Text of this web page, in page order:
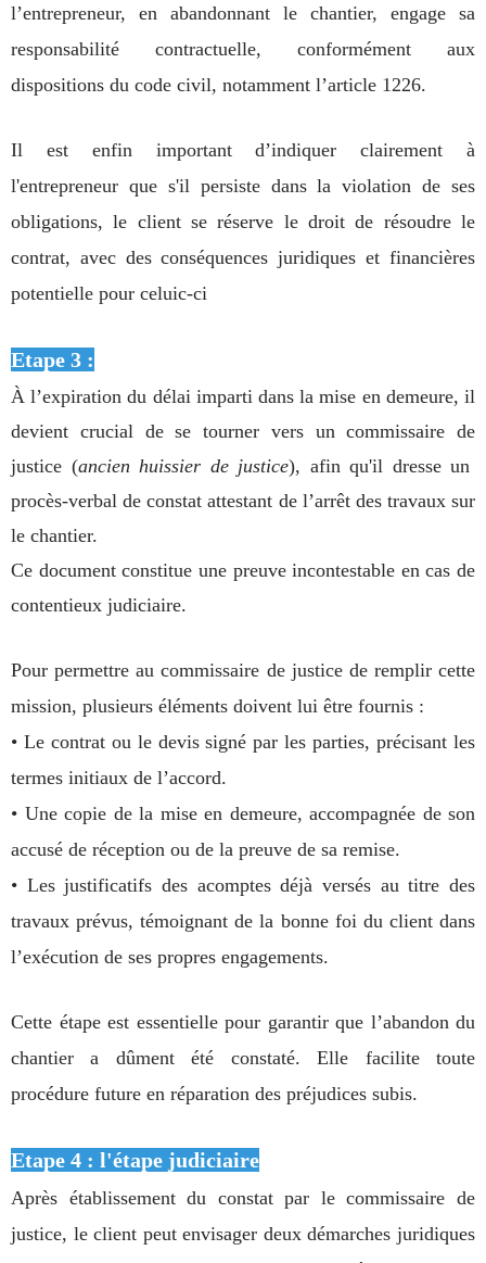
l’entrepreneur, en abandonnant le chantier, engage sa
responsabilité contractuelle, conformément aux
dispositions du code civil, notamment l’article 1226.
Il est enfin important d’indiquer clairement à
l'entrepreneur que s'il persiste dans la violation de ses
obligations, le client se réserve le droit de résoudre le
contrat, avec des conséquences juridiques et financières
potentielle pour celuic-ci
Etape 3 :
À l’expiration du délai imparti dans la mise en demeure, il
devient crucial de se tourner vers un commissaire de
justice (ancien huissier de justice), afin qu'il dresse un
procès-verbal de constat attestant de l’arrêt des travaux sur
le chantier.
Ce document constitue une preuve incontestable en cas de
contentieux judiciaire.
Pour permettre au commissaire de justice de remplir cette
mission, plusieurs éléments doivent lui être fournis :
• Le contrat ou le devis signé par les parties, précisant les
termes initiaux de l’accord.
• Une copie de la mise en demeure, accompagnée de son
accusé de réception ou de la preuve de sa remise.
• Les justificatifs des acomptes déjà versés au titre des
travaux prévus, témoignant de la bonne foi du client dans
l’exécution de ses propres engagements.
Cette étape est essentielle pour garantir que l’abandon du
chantier a dûment été constaté. Elle facilite toute
procédure future en réparation des préjudices subis.
Etape 4 : l'étape judiciaire
Après établissement du constat par le commissaire de
justice, le client peut envisager deux démarches juridiques